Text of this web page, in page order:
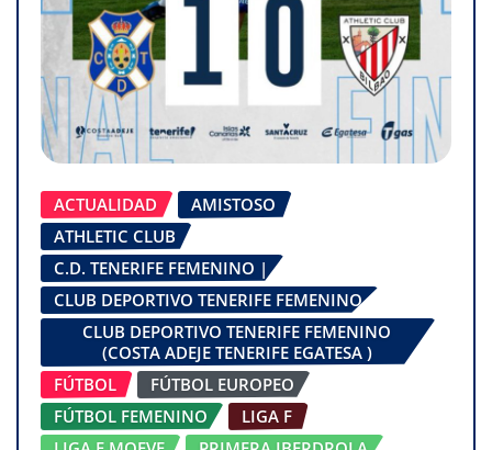
ACTUALIDAD
AMISTOSO
ATHLETIC CLUB
C.D. TENERIFE FEMENINO |
CLUB DEPORTIVO TENERIFE FEMENINO
CLUB DEPORTIVO TENERIFE FEMENINO
(COSTA ADEJE TENERIFE EGATESA )
FÚTBOL
FÚTBOL EUROPEO
FÚTBOL FEMENINO
LIGA F